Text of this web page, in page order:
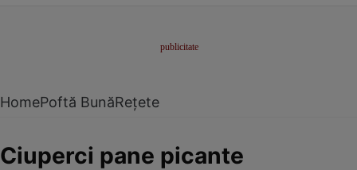
HomePoftă BunăRețete
Ciuperci pane picante